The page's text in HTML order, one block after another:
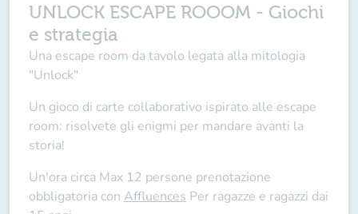
UNLOCK ESCAPE ROOOM - Giochi
e strategia
Una escape room da tavolo legata alla mitologia
"Unlock"
Un gioco di carte collaborativo ispirato alle escape
room: risolvete gli enigmi per mandare avanti la
storia!
Un'ora circa Max 12 persone prenotazione
obbligatoria con Affluences Per ragazze e ragazzi dai